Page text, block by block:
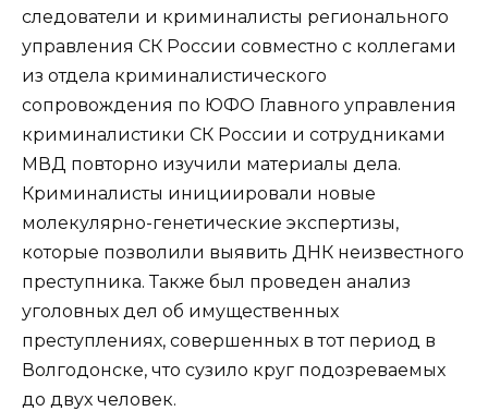
следователи и криминалисты регионального
управления СК России совместно с коллегами
из отдела криминалистического
сопровождения по ЮФО Главного управления
криминалистики СК России и сотрудниками
МВД повторно изучили материалы дела.
Криминалисты инициировали новые
молекулярно-генетические экспертизы,
которые позволили выявить ДНК неизвестного
преступника. Также был проведен анализ
уголовных дел об имущественных
преступлениях, совершенных в тот период в
Волгодонске, что сузило круг подозреваемых
до двух человек.